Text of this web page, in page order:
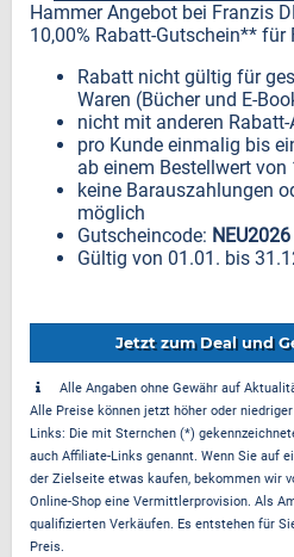
Hammer Angebot bei Franzis
10,00% Rabatt-Gutschein** für
Rabatt nicht gültig für
Waren (Bücher und E-
nicht mit anderen
pro Kunde einmalig bis
ab einem Bestellwert
keine Barauszahlungen
möglich
Gutscheincode: NEU2026
Gültig von 01.01. bis
Jetzt zum Deal und
Alle Angaben ohne Gewähr auf
Alle Preise können jetzt höher oder
Links: Die mit Sternchen (*)
auch Affiliate-Links genannt. Wenn Sie auf
der Zielseite etwas kaufen, bekommen wir
Online-Shop eine Vermittlerprovision. Als
qualifizierten Verkäufen. Es entstehen für
Preis.